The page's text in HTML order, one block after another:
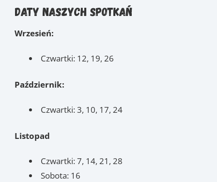
Daty naszych spotkań
Wrzesień:
Czwartki: 12, 19, 26
Październik:
Czwartki: 3, 10, 17, 24
Listopad
Czwartki: 7, 14, 21, 28
Sobota: 16